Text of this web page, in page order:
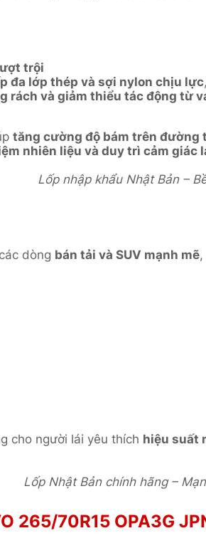
trội
đa lớp thép và sợi nylon chịu lực
rách và giảm thiểu tác động từ
tăng cường độ bám trên đường
nhiên liệu và duy trì cảm giác
Lốp nhập khẩu Nhật Bản –
dòng bán tải và SUV mạnh mẽ
cho người lái yêu thích hiệu suất
Lốp Nhật Bản chính hãng –
265/70R15 OPA3G